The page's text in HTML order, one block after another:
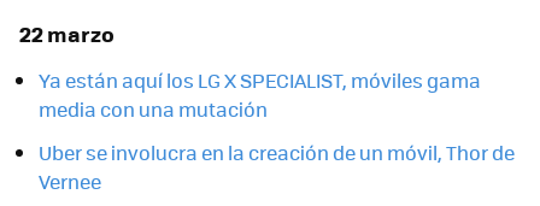
22 marzo
Ya están aquí los LG X SPECIALIST, móviles gama
media con una mutación
Uber se involucra en la creación de un móvil, Thor de
Vernee